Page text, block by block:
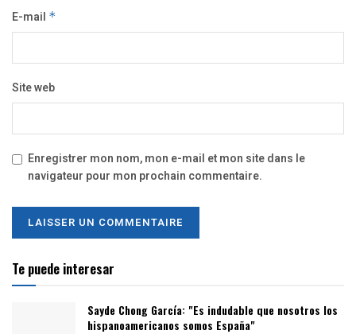
E-mail *
Site web
Enregistrer mon nom, mon e-mail et mon site dans le
navigateur pour mon prochain commentaire.
Te puede interesar
Sayde Chong García: "Es indudable que nosotros los
hispanoamericanos somos España"